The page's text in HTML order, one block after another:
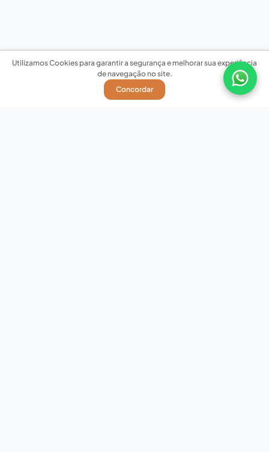
Utilizamos Cookies para garantir a segurança e melhorar sua experiência
de navegação no site.
Concordar